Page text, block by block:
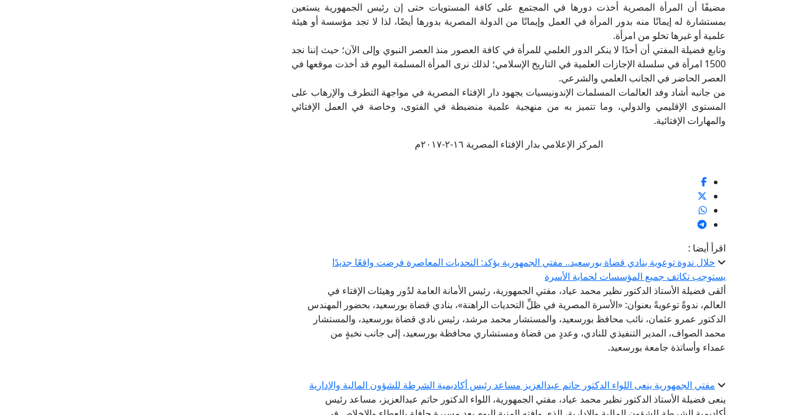
مضيفًا أن المرأة المصرية أخذت دورها في المجتمع على كافة المستويات حتى إن رئيس الجمهورية يستعين
بمستشارة له إيمانًا منه بدور المرأة في العمل وإيمانًا من الدولة المصرية بدورها أيضًا، لذا لا تجد مؤسسة أو هيئة
علمية أو غيرها تخلو من امرأة.
وتابع فضيلة المفتي أن أحدًا لا ينكر الدور العلمي للمرأة في كافة العصور منذ العصر النبوي وإلى الآن؛ حيث إننا نجد
1500 امرأة في سلسلة الإجازات العلمية في التاريخ الإسلامي؛ لذلك نرى المرأة المسلمة اليوم قد أخذت موقعها في
العصر الحاضر في الجانب العلمي والشرعي.
من جانبه أشاد وفد العالمات المسلمات الإندونيسيات بجهود دار الإفتاء المصرية في مواجهة التطرف والإرهاب على
المستوى الإقليمي والدولي، وما تتميز به من منهجية علمية منضبطة في الفتوى، وخاصة في العمل الإفتائي
والمهارات الإفتائية.
المركز الإعلامي بدار الإفتاء المصرية ١٦-٢-٢٠١٧م
اقرأ أيضا :
خلال ندوة توعوية بنادي قضاة بورسعيد.. مفتي الجمهورية يؤكد: التحديات المعاصرة فرضت واقعًا جديدًا
يستوجب تكاتف جميع المؤسسات لحماية الأسرة
ألقى فضيلة الأستاذ الدكتور نظير محمد عياد، مفتي الجمهورية، رئيس الأمانة العامة لدُور وهيئات الإفتاء في
العالم، ندوةً توعويةً بعنوان: «الأسرة المصرية في ظلِّ التحديات الراهنة»، بنادي قضاة بورسعيد، بحضور المهندس
الدكتور عمرو عثمان، نائب محافظ بورسعيد، والمستشار محمد مرشد، رئيس نادي قضاة بورسعيد، والمستشار
محمد الصواف، المدير التنفيذي للنادي، وعددٍ من قضاة ومستشاري محافظة بورسعيد، إلى جانب نخبةٍ من
عمداء وأساتذة جامعة بورسعيد.
مفتي الجمهورية ينعى اللواء الدكتور حاتم عبدالعزيز مساعد رئيس أكاديمية الشرطة للشؤون المالية والإدارية
ينعى فضيلة الأستاذ الدكتور نظير محمد عياد، مفتي الجمهورية، اللواء الدكتور حاتم عبدالعزيز، مساعد رئيس